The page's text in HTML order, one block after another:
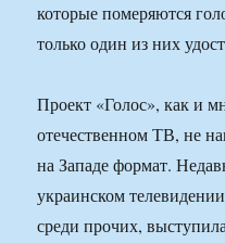
которые померяются
только один из них
Проект «Голос», как и
отечественном ТВ, не
на Западе формат.
украинском
среди прочих,